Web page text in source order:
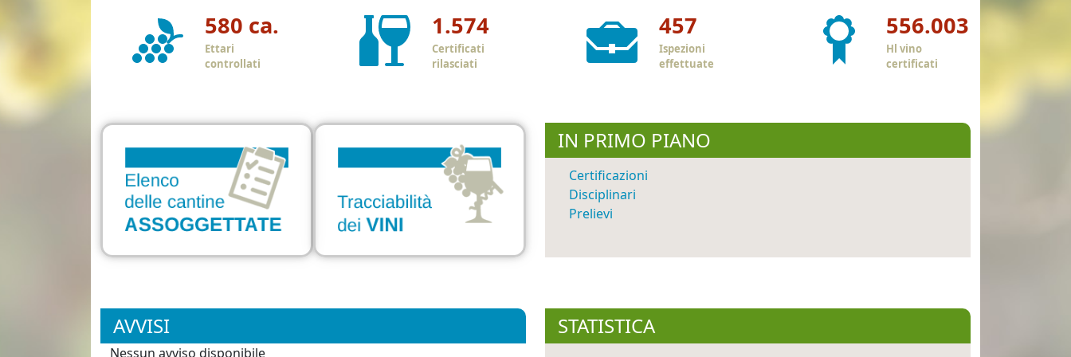
580 ca.
Ettari
controllati
1.574
Certificati
rilasciati
457
Ispezioni
effettuate
556.003
Hl vino
certificati
IN PRIMO PIANO
Certificazioni
Disciplinari
Prelievi
AVVISI
Nessun avviso disponibile
STATISTICA